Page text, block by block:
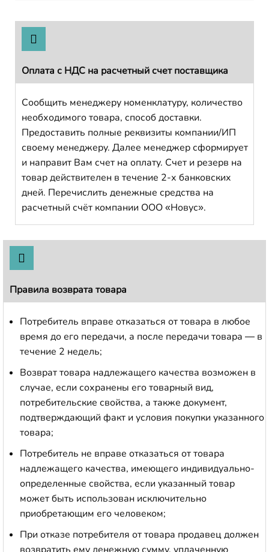
Оплата с НДС на расчетный счет поставщика
Сообщить менеджеру номенклатуру, количество
необходимого товара, способ доставки.
Предоставить полные реквизиты компании/ИП
своему менеджеру. Далее менеджер сформирует
и направит Вам счет на оплату. Счет и резерв на
товар действителен в течение 2-х банковских
дней. Перечислить денежные средства на
расчетный счёт компании ООО «Новус».
Правила возврата товара
Потребитель вправе отказаться от товара в любое
время до его передачи, а после передачи товара — в
течение 2 недель;
Возврат товара надлежащего качества возможен в
случае, если сохранены его товарный вид,
потребительские свойства, а также документ,
подтверждающий факт и условия покупки указанного
товара;
Потребитель не вправе отказаться от товара
надлежащего качества, имеющего индивидуально-
определенные свойства, если указанный товар
может быть использован исключительно
приобретающим его человеком;
При отказе потребителя от товара продавец должен